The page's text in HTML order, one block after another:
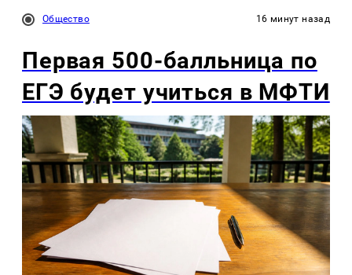
Общество 16 минут назад
Первая 500-балльница по
ЕГЭ будет учиться в МФТИ